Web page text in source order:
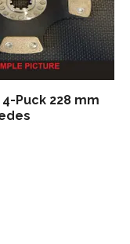
Puck 228 mm